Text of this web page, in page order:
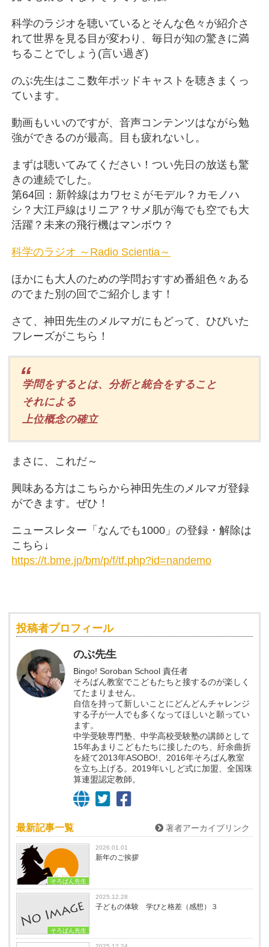
科学のラジオを聴いているとそんな色々が紹介さ
れて世界を見る目が変わり、毎日が知の驚きに満
ちることでしょう(言い過ぎ)
のぶ先生はここ数年ポッドキャストを聴きまくっ
ています。
動画もいいのですが、音声コンテンツはながら勉
強ができるのが最高。目も疲れないし。
まずは聴いてみてください！つい先日の放送も驚
きの連続でした。
第64回：新幹線はカワセミがモデル？カモノハ
シ？大江戸線はリニア？サメ肌が海でも空でも大
活躍？未来の飛行機はマンボウ？
科学のラジオ ～Radio Scientia～
ほかにも大人のための学問おすすめ番組色々ある
のでまた別の回でご紹介します！
さて、神田先生のメルマガにもどって、ひびいた
フレーズがこちら！
学問をするとは、分析と統合をすること
それによる
上位概念の確立
まさに、これだ～
興味ある方はこちらから神田先生のメルマガ登録
ができます。ぜひ！
ニュースレター「なんでも1000」の登録・解除は
こちら↓
https://t.bme.jp/bm/p/f/tf.php?id=nandemo
投稿者プロフィール
のぶ先生
Bingo! Soroban School 責任者
そろばん教室でこどもたちと接するのが楽しく
てたまりません。
自信を持って新しいことにどんどんチャレンジ
する子が一人でも多くなってほしいと願ってい
ます。
中学受験専門塾、中学高校受験塾の講師として
15年あまりこどもたちに接したのち、紆余曲折
を経て2013年ASOBO!、2016年そろばん教室
を立ち上げる。2019年いしど式に加盟、全国珠
算連盟認定教師。
最新記事一覧 著者アーカイブリンク
そろばん先生
2026.01.01
新年のご挨拶
そろばん先生
2025.12.28
子どもの体験 学びと格差（感想）３